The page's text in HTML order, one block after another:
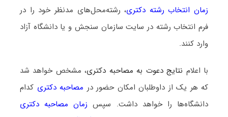
زمان انتخاب رشته دکتری، رشته‌محل‌های مدنظر خود را در
فرم انتخاب رشته در سایت سازمان سنجش و یا دانشگاه آزاد
وارد کنند.
با اعلام نتایج دعوت به مصاحبه دکتری، مشخص خواهد شد
که هر یک از داوطلبان امکان حضور در مصاحبه دکتری کدام
دانشگاه‌ها را خواهد داشت. سپس زمان مصاحبه دکتری